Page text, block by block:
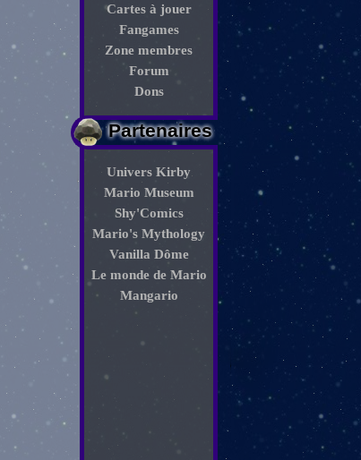
Cartes à jouer
Fangames
Zone membres
Forum
Dons
Partenaires
Univers Kirby
Mario Museum
Shy'Comics
Mario's Mythology
Vanilla Dôme
Le monde de Mario
Mangario